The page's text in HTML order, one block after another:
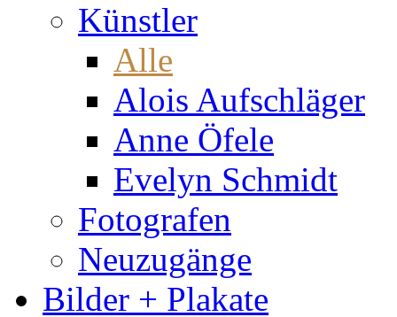
Künstler
Alle
Alois Aufschläger
Anne Öfele
Evelyn Schmidt
Fotografen
Neuzugänge
Bilder + Plakate